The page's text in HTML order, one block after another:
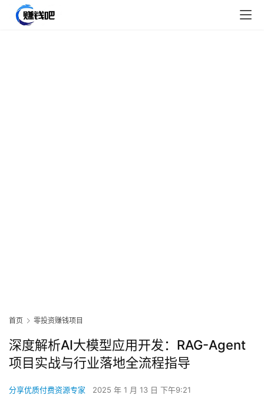
首页 零投资赚钱项目
深度解析AI大模型应用开发：RAG-Agent
项目实战与行业落地全流程指导
分享优质付费资源专家
2025 年 1 月 13 日 下午9:21